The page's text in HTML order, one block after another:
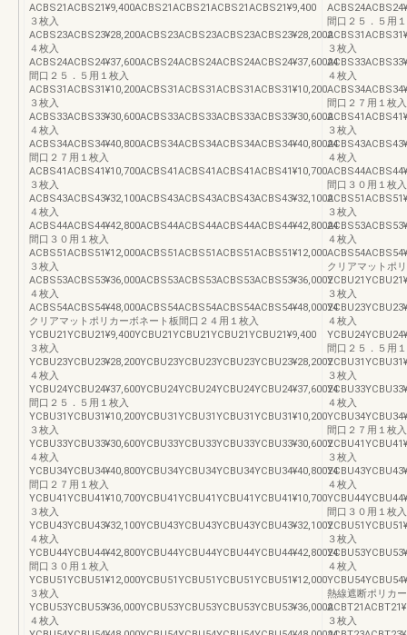
ACBS21ACBS21¥9,400ACBS21ACBS21ACBS21ACBS21¥9,400
３枚入
ACBS23ACBS23¥28,200ACBS23ACBS23ACBS23ACBS23¥28,2002
４枚入
ACBS24ACBS24¥37,600ACBS24ACBS24ACBS24ACBS24¥37,60024
間口２５．５用１枚入
ACBS31ACBS31¥10,200ACBS31ACBS31ACBS31ACBS31¥10,200
３枚入
ACBS33ACBS33¥30,600ACBS33ACBS33ACBS33ACBS33¥30,6002
４枚入
ACBS34ACBS34¥40,800ACBS34ACBS34ACBS34ACBS34¥40,80024
間口２７用１枚入
ACBS41ACBS41¥10,700ACBS41ACBS41ACBS41ACBS41¥10,700
３枚入
ACBS43ACBS43¥32,100ACBS43ACBS43ACBS43ACBS43¥32,1002
４枚入
ACBS44ACBS44¥42,800ACBS44ACBS44ACBS44ACBS44¥42,80024
間口３０用１枚入
ACBS51ACBS51¥12,000ACBS51ACBS51ACBS51ACBS51¥12,000
３枚入
ACBS53ACBS53¥36,000ACBS53ACBS53ACBS53ACBS53¥36,0002
４枚入
ACBS54ACBS54¥48,000ACBS54ACBS54ACBS54ACBS54¥48,00024
クリアマットポリカーボネート板間口２４用１枚入
YCBU21YCBU21¥9,400YCBU21YCBU21YCBU21YCBU21¥9,400
３枚入
YCBU23YCBU23¥28,200YCBU23YCBU23YCBU23YCBU23¥28,2002
４枚入
YCBU24YCBU24¥37,600YCBU24YCBU24YCBU24YCBU24¥37,60024
間口２５．５用１枚入
YCBU31YCBU31¥10,200YCBU31YCBU31YCBU31YCBU31¥10,200
３枚入
YCBU33YCBU33¥30,600YCBU33YCBU33YCBU33YCBU33¥30,6002
４枚入
YCBU34YCBU34¥40,800YCBU34YCBU34YCBU34YCBU34¥40,80024
間口２７用１枚入
YCBU41YCBU41¥10,700YCBU41YCBU41YCBU41YCBU41¥10,700
３枚入
YCBU43YCBU43¥32,100YCBU43YCBU43YCBU43YCBU43¥32,1002
４枚入
YCBU44YCBU44¥42,800YCBU44YCBU44YCBU44YCBU44¥42,80024
間口３０用１枚入
YCBU51YCBU51¥12,000YCBU51YCBU51YCBU51YCBU51¥12,000
３枚入
YCBU53YCBU53¥36,000YCBU53YCBU53YCBU53YCBU53¥36,0002
４枚入
間口２５．５用
３枚入
４枚入
間口２７用１枚入
３枚入
４枚入
間口３０用１枚入
３枚入
４枚入
クリアマットポ
３枚入
４枚入
間口２５．５用
３枚入
４枚入
間口２７用１枚入
３枚入
４枚入
間口３０用１枚入
３枚入
４枚入
熱線遮断ポリカ
３枚入